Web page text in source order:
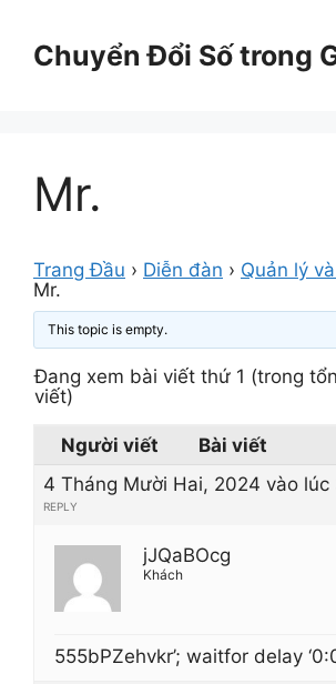
Chuyển Đổi Số trong
Mr.
Trang Đầu › Diễn đàn › Quản lý
Mr.
This topic is empty.
Đang xem bài viết thứ 1 (trong
viết)
Người viết
Bài viết
4 Tháng Mười Hai, 2024 vào lúc
REPLY
jJQaBOcg
Khách
555bPZehvkr’; waitfor delay